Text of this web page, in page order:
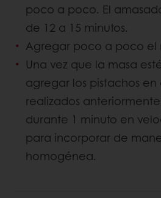
poco a poco. El
de 12 a 15 minutos.
Agregar poco a poco el
Una vez que la masa
agregar los pistachos en
realizados
durante 1 minuto en
para incorporar de
homogénea.